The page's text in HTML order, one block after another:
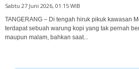
Sabtu 27 Juni 2026, 01:15 WIB
TANGERANG – Di tengah hiruk pikuk kawasan
terdapat sebuah warung kopi yang tak pernah
maupun malam, bahkan saat...